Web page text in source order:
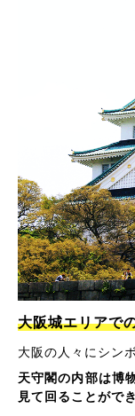
大阪城エリアで
大阪の人々にシン
天守閣の内部は博
見て回ることがで